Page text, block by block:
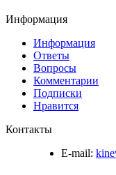
Информация
Информация
Ответы
Вопросы
Комментарии
Подписки
Нравится
Контакты
E-mail: